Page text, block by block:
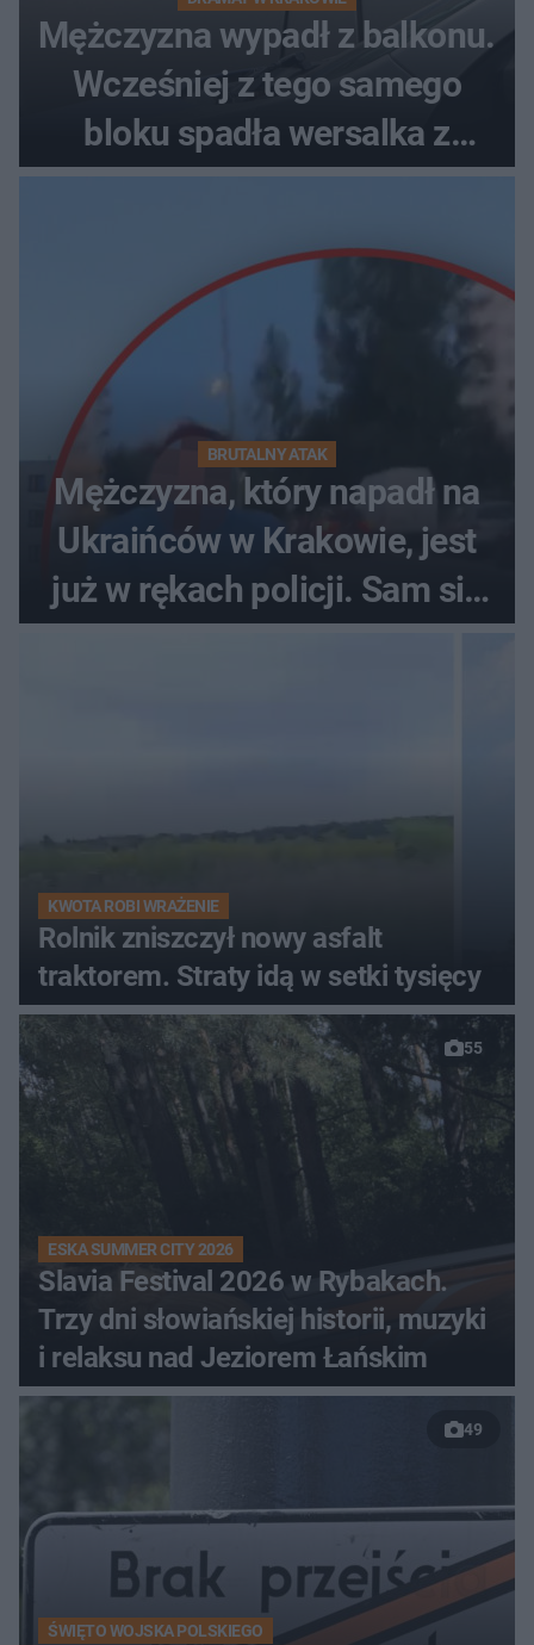
Mężczyzna wypadł z balkonu.
Wcześniej z tego samego
bloku spadła wersalka z
pościelą
BRUTALNY ATAK
Mężczyzna, który napadł na
Ukraińców w Krakowie, jest
już w rękach policji. Sam się
KWOTA ROBI WRAŻENIE
Rolnik zniszczył nowy asfalt
traktorem. Straty idą w setki tysięcy
55
ESKA SUMMER CITY 2026
Slavia Festival 2026 w Rybakach.
Trzy dni słowiańskiej historii, muzyki
i relaksu nad Jeziorem Łańskim
49
ŚWIĘTO WOJSKA POLSKIEGO